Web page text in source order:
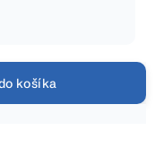
košíka